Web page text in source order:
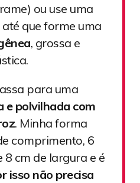
ou use uma
que forme uma
, grossa e
para uma
polvilhada com
. Minha forma
comprimento, 6
8 cm de largura e é
isso não precisa